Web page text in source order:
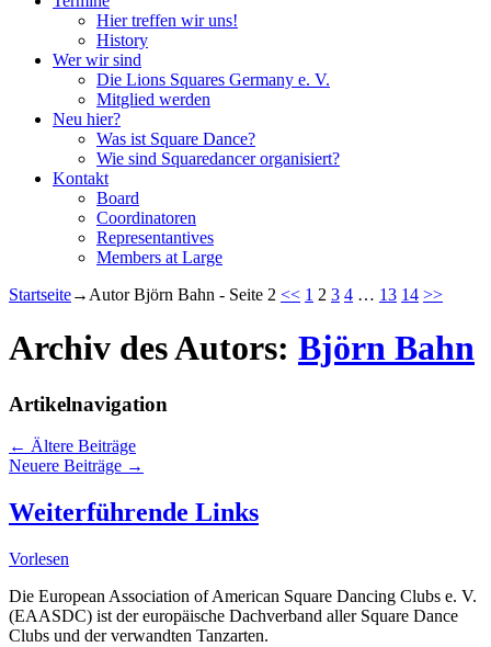
Hier treffen wir uns!
History
Wer wir sind
Die Lions Squares Germany e. V.
Mitglied werden
Neu hier?
Was ist Square Dance?
Wie sind Squaredancer organisiert?
Kontakt
Board
Coordinatoren
Representantives
Members at Large
Startseite→AutorBjörn Bahn - Seite 2 << 1 2 3 4 … 13 14 >>
Archiv des Autors: Björn Bahn
Artikelnavigation
← Ältere Beiträge
Neuere Beiträge →
Weiterführende Links
Vorlesen
Die European Association of American Square Dancing Clubs e. V.
(EAASDC) ist der europäische Dachverband aller Square Dance
Clubs und der verwandten Tanzarten.